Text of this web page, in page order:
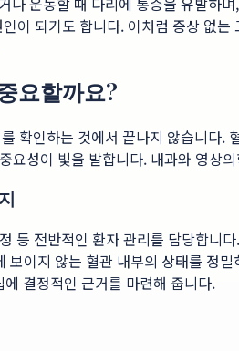
이 되기도 합니다. 이처럼 증상 없
요할까요?
확인하는 것에서 끝나지 않습니다
요성이 빛을 발합니다. 내과와 영상
등 전반적인 환자 관리를 담당합
이지 않는 혈관 내부의 상태를 정
결정적인 근거를 마련해 줍니다.